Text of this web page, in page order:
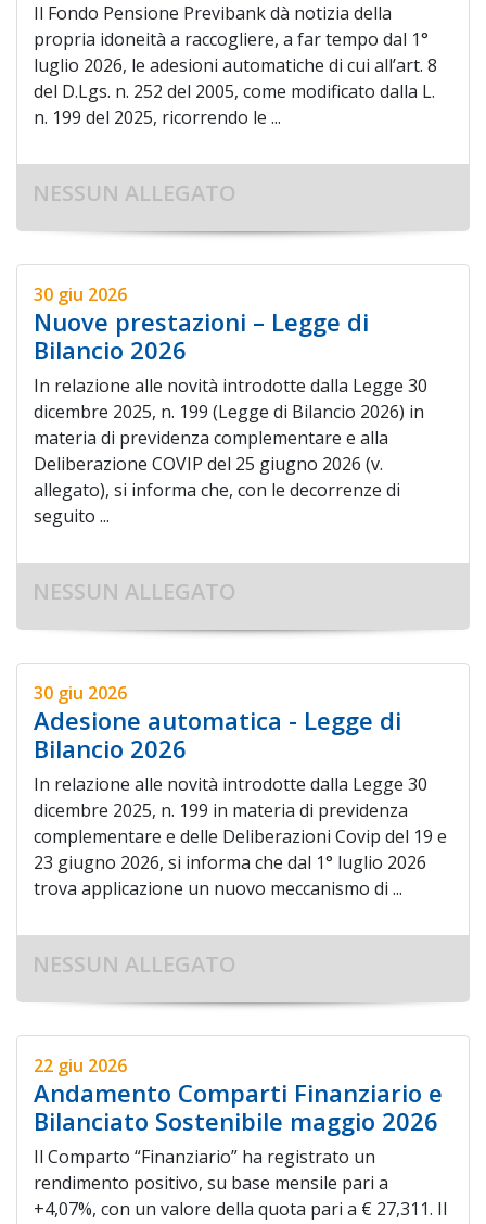
Il Fondo Pensione Previbank dà notizia della
propria idoneità a raccogliere, a far tempo dal 1°
luglio 2026, le adesioni automatiche di cui all’art. 8
del D.Lgs. n. 252 del 2005, come modificato dalla L.
n. 199 del 2025, ricorrendo le ...
NESSUN ALLEGATO
30 giu 2026
Nuove prestazioni – Legge di
Bilancio 2026
In relazione alle novità introdotte dalla Legge 30
dicembre 2025, n. 199 (Legge di Bilancio 2026) in
materia di previdenza complementare e alla
Deliberazione COVIP del 25 giugno 2026 (v.
allegato), si informa che, con le decorrenze di
seguito ...
NESSUN ALLEGATO
30 giu 2026
Adesione automatica - Legge di
Bilancio 2026
In relazione alle novità introdotte dalla Legge 30
dicembre 2025, n. 199 in materia di previdenza
complementare e delle Deliberazioni Covip del 19 e
23 giugno 2026, si informa che dal 1° luglio 2026
trova applicazione un nuovo meccanismo di ...
NESSUN ALLEGATO
22 giu 2026
Andamento Comparti Finanziario e
Bilanciato Sostenibile maggio 2026
Il Comparto “Finanziario” ha registrato un
rendimento positivo, su base mensile pari a
+4,07%, con un valore della quota pari a € 27,311. Il